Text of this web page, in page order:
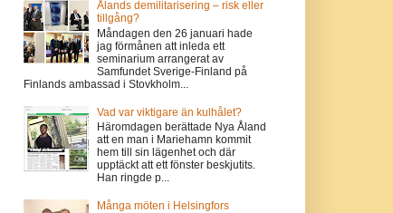
Ålands demilitarisering – risk eller
tillgång?
Måndagen den 26 januari hade
jag förmånen att inleda ett
seminarium arrangerat av
Samfundet Sverige-Finland på
Finlands ambassad i Stovkholm...
Vad var viktigare än kulhålet?
Häromdagen berättade Nya Åland
att en man i Mariehamn kommit
hem till sin lägenhet och där
upptäckt att ett fönster beskjutits.
Han ringde p...
Många möten i Helsingfors